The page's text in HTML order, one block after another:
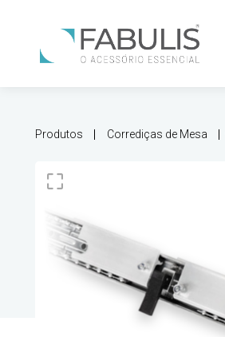
Produtos Corrediças de Mesa